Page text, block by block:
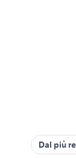
Dal più